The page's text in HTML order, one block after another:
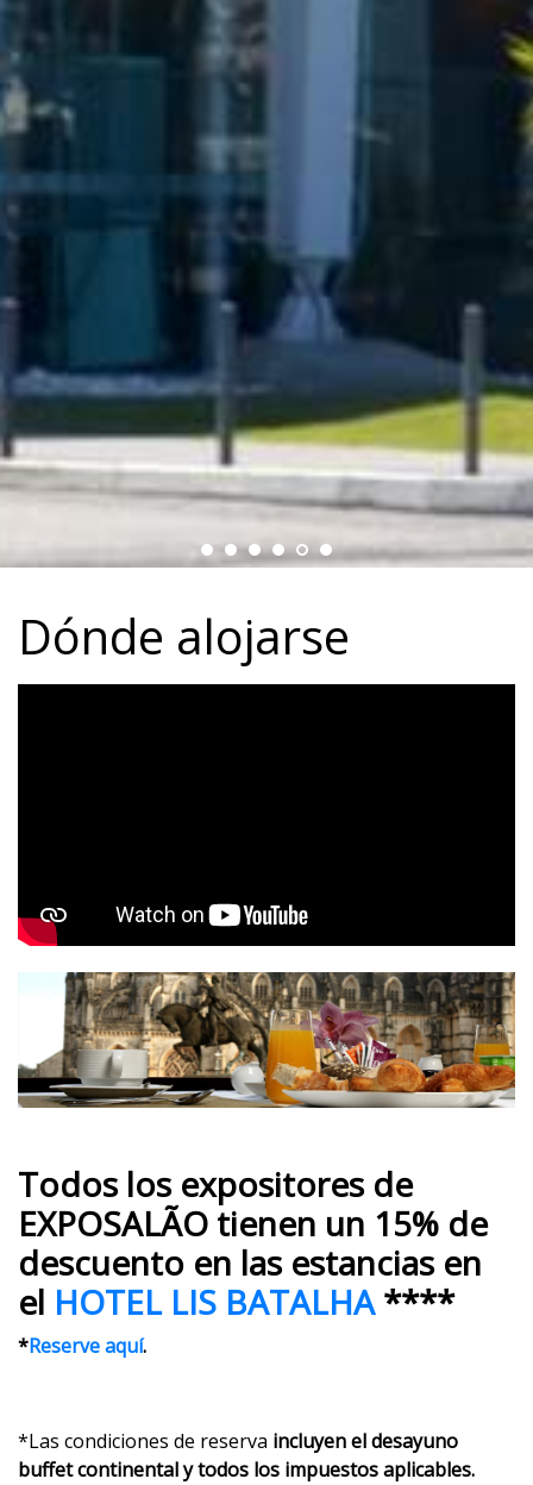
Dónde alojarse
Todos los expositores de
EXPOSALÃO tienen un 15% de
descuento en las estancias en
el HOTEL LIS BATALHA****
*Reserve aquí.
*Las condiciones de reserva incluyen el desayuno
buffet continental y todos los impuestos aplicables.